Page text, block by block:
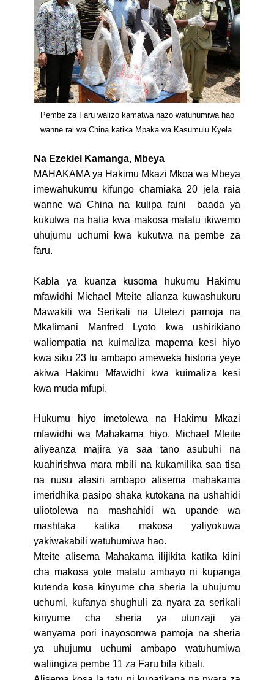
Pembe za Faru walizo kamatwa nazo watuhumiwa hao
wanne rai wa China katika Mpaka wa Kasumulu Kyela.
Na Ezekiel Kamanga, Mbeya
MAHAKAMA ya Hakimu Mkazi Mkoa wa Mbeya
imewahukumu kifungo chamiaka 20 jela raia
wanne wa China na kulipa faini baada ya
kukutwa na hatia kwa makosa matatu ikiwemo
uhujumu uchumi kwa kukutwa na pembe za
faru.
Kabla ya kuanza kusoma hukumu Hakimu
mfawidhi Michael Mteite alianza kuwashukuru
Mawakili wa Serikali na Utetezi pamoja na
Mkalimani Manfred Lyoto kwa ushirikiano
waliompatia na kuimaliza mapema kesi hiyo
kwa siku 23 tu ambapo ameweka historia yeye
akiwa Hakimu Mfawidhi kwa kuimaliza kesi
kwa muda mfupi.
Hukumu hiyo imetolewa na Hakimu Mkazi
mfawidhi wa Mahakama hiyo, Michael Mteite
aliyeanza majira ya saa tano asubuhi na
kuahirishwa mara mbili na kukamilika saa tisa
na nusu alasiri ambapo alisema mahakama
imeridhika pasipo shaka kutokana na ushahidi
uliotolewa na mashahidi wa upande wa
mashtaka katika makosa yaliyokuwa
yakiwakabili watuhumiwa hao.
Mteite alisema Mahakama ilijikita katika kiini
cha makosa yote matatu ambayo ni kupanga
kutenda kosa kinyume cha sheria la uhujumu
uchumi, kufanya shughuli za nyara za serikali
kinyume cha sheria ya utunzaji ya
wanyama pori inayosomwa pamoja na sheria
ya uhujumu uchumi ambapo watuhumiwa
waliingiza pembe 11 za Faru bila kibali.